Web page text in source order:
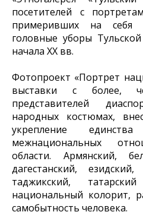
посетителей с
примеривших на
головные уборы
начала XX вв.
Фотопроект «Портрет
выставки с более,
представителей
народных костюмах,
укрепление
межнациональных
области. Армянский,
дагестанский,
таджикский,
национальный колорит,
самобытность человека.